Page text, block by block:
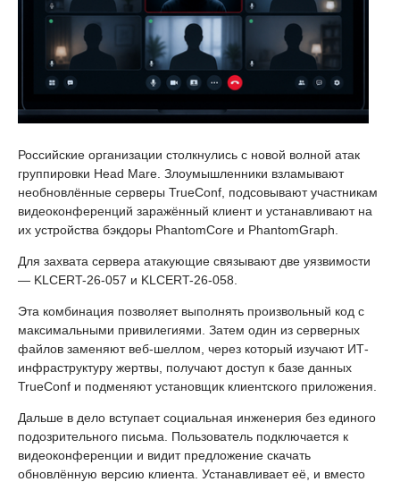
Российские организации столкнулись с новой волной атак
группировки Head Mare. Злоумышленники взламывают
необновлённые серверы TrueConf, подсовывают участникам
видеоконференций заражённый клиент и устанавливают на
их устройства бэкдоры PhantomCore и PhantomGraph.
Для захвата сервера атакующие связывают две уязвимости
— KLCERT-26-057 и KLCERT-26-058.
Эта комбинация позволяет выполнять произвольный код с
максимальными привилегиями. Затем один из серверных
файлов заменяют веб-шеллом, через который изучают ИТ-
инфраструктуру жертвы, получают доступ к базе данных
TrueConf и подменяют установщик клиентского приложения.
Дальше в дело вступает социальная инженерия без единого
подозрительного письма. Пользователь подключается к
видеоконференции и видит предложение скачать
обновлённую версию клиента. Устанавливает её, и вместо